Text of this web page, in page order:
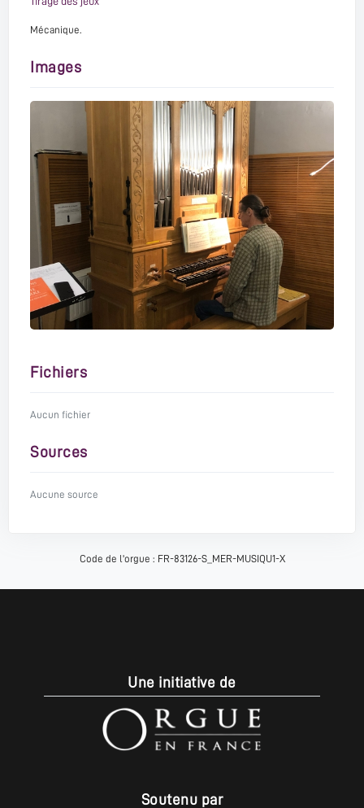
Mécanique.
Images
Fichiers
Aucun fichier
Sources
Aucune source
Code de l'orgue : FR-83126-S_MER-MUSIQU1-X
Une initiative de
Soutenu par